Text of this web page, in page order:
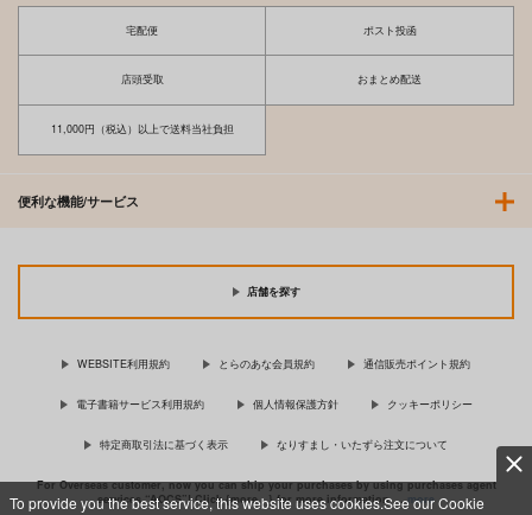
To provide you the best service, this website uses cookies.See our Cookie
宅配便 ポスト投函
店頭受取 おまとめ配送
11,000円（税込）以上で送料当社負担
便利な機能/サービス
店舗を探す
WEBSITE利用規約 とらのあな会員規約 通信販売ポイント規約
電子書籍サービス利用規約 個人情報保護方針 クッキーポリシー
特定商取引法に基づく表示 なりすまし・いたずら注文について
For Overseas customer, now you can ship your purchases by using purchases agent
services “AOCS”! Click {more…} for more information …more